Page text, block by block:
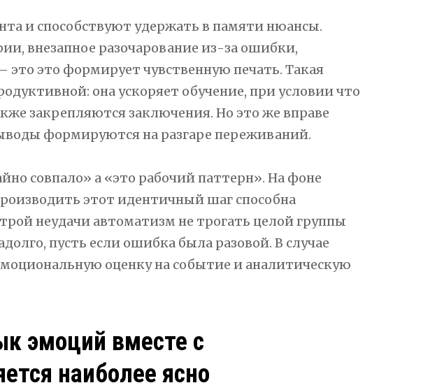
и способствуют удержать в памяти нюансы.
внезапное разочарование из-за ошибки,
это формирует чувственную печать. Такая
она ускоряет обучение, при условии что
закрепляются заключения. Но это же вправе
формируются на разгаре переживаний.
совпало» а «это рабочий паттерн». На фоне
этот идентичный шаг способна
неудачи автоматизм не трогать целой группы
пусть если ошибка была разовой. В случае
оценку на событие и аналитическую
эмоций вместе с
наиболее ясно